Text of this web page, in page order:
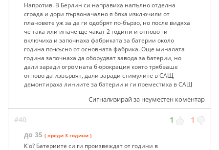
Напротив. В Берлин си направиха напълно отделна
сграда и дори първоначално я бяха изключили от
плановете уж за да ги одобрят по-бързо, но после видяха
че така или иначе ще чакат 2 години и отново ги
включиха и започнаха фабриката за батерии около
година по-късно от основната фабрика. Още миналата
година започнаха да оборудват завода за батерии, но
дали заради огромната бюрокрация която трябваше
отново да извървят, дали заради стимулите в САЩ,
демонтираха линиите за батерии и ги преместиха в САЩ
Сигнализирай за неуместен коментар
#40 1 1
до 35 ( преди 3 години )
К'о? Батериите си ги произвеждат от години в